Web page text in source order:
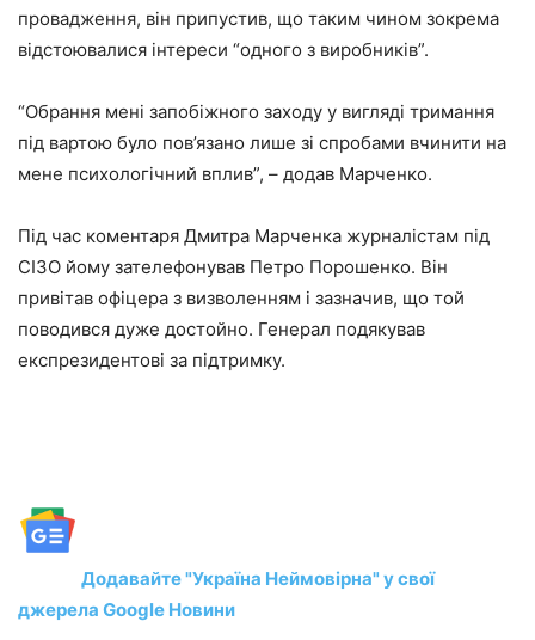
провадження, він припустив, що таким чином зокрема
відстоювалися інтереси “одного з виробників”.
“Обрання мені запобіжного заходу у вигляді тримання
під вартою було пов’язано лише зі спробами вчинити на
мене психологічний вплив”, – додав Марченко.
Під час коментаря Дмитра Марченка журналістам під
СІЗО йому зателефонував Петро Порошенко. Він
привітав офіцера з визволенням і зазначив, що той
поводився дуже достойно. Генерал подякував
експрезидентові за підтримку.
Додавайте "Україна Неймовірна" у свої
джерела Google Новини